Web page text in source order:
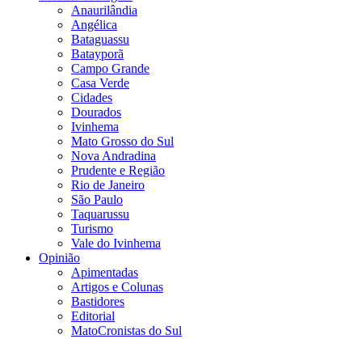
Anaurilândia
Angélica
Bataguassu
Batayporã
Campo Grande
Casa Verde
Cidades
Dourados
Ivinhema
Mato Grosso do Sul
Nova Andradina
Prudente e Região
Rio de Janeiro
São Paulo
Taquarussu
Turismo
Vale do Ivinhema
Opinião
Apimentadas
Artigos e Colunas
Bastidores
Editorial
MatoCronistas do Sul